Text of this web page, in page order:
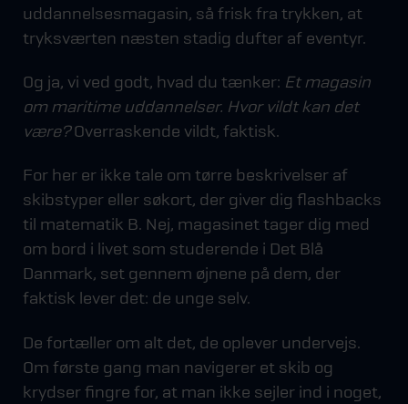
uddannelsesmagasin, så frisk fra trykken, at
tryksværten næsten stadig dufter af eventyr.
Og ja, vi ved godt, hvad du tænker: Et magasin
om maritime uddannelser. Hvor vildt kan det
være?Overraskende vildt, faktisk.
For her er ikke tale om tørre beskrivelser af
skibstyper eller søkort, der giver dig flashbacks
til matematik B. Nej, magasinet tager dig med
om bord i livet som studerende i Det Blå
Danmark, set gennem øjnene på dem, der
faktisk lever det: de unge selv.
De fortæller om alt det, de oplever undervejs.
Om første gang man navigerer et skib og
krydser fingre for, at man ikke sejler ind i noget,